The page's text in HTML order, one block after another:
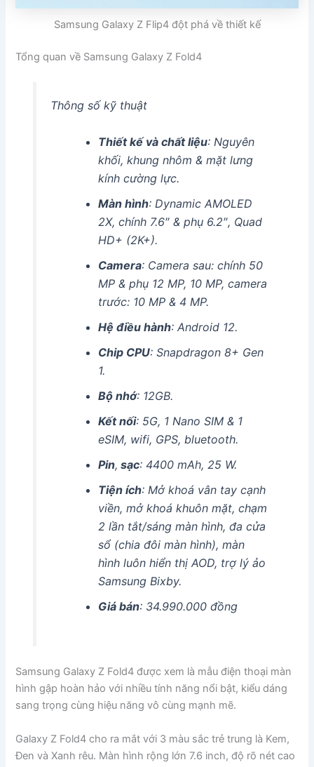
Samsung Galaxy Z Flip4 đột phá về thiết kế
Tổng quan về Samsung Galaxy Z Fold4
Thông số kỹ thuật
Thiết kế và chất liệu: Nguyên
khối, khung nhôm & mặt lưng
kính cường lực.
Màn hình: Dynamic AMOLED
2X, chính 7.6″ & phụ 6.2″, Quad
HD+ (2K+).
Camera: Camera sau: chính 50
MP & phụ 12 MP, 10 MP, camera
trước: 10 MP & 4 MP.
Hệ điều hành: Android 12.
Chip CPU: Snapdragon 8+ Gen
1.
Bộ nhớ: 12GB.
Kết nối: 5G, 1 Nano SIM & 1
eSIM, wifi, GPS, bluetooth.
Pin, sạc: 4400 mAh, 25 W.
Tiện ích: Mở khoá vân tay cạnh
viền, mở khoá khuôn mặt, chạm
2 lần tắt/sáng màn hình, đa cửa
sổ (chia đôi màn hình), màn
hình luôn hiển thị AOD, trợ lý ảo
Samsung Bixby.
Giá bán: 34.990.000 đồng
Samsung Galaxy Z Fold4 được xem là mẫu điện thoại màn
hình gập hoàn hảo với nhiều tính năng nổi bật, kiểu dáng
sang trọng cùng hiệu năng vô cùng mạnh mẽ.
Galaxy Z Fold4 cho ra mắt với 3 màu sắc trẻ trung là Kem,
Đen và Xanh rêu. Màn hình rộng lớn 7.6 inch, độ rõ nét cao